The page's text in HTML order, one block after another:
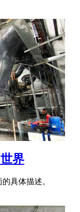
界
具体描述。